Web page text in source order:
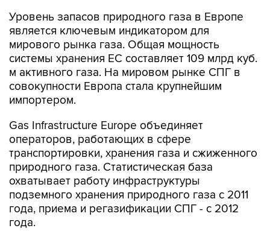
Уровень запасов природного газа в Европе
является ключевым индикатором для
мирового рынка газа. Общая мощность
системы хранения ЕС составляет 109 млрд куб.
м активного газа. На мировом рынке СПГ в
совокупности Европа стала крупнейшим
импортером.
Gas Infrastructure Europe объединяет
операторов, работающих в сфере
транспортировки, хранения газа и сжиженного
природного газа. Статистическая база
охватывает работу инфраструктуры
подземного хранения природного газа с 2011
года, приема и регазификации СПГ - с 2012
года.